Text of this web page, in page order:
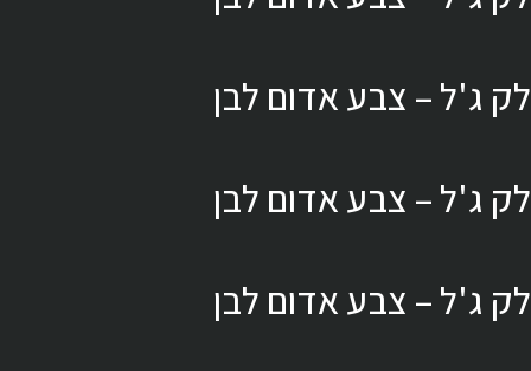
לק ג'ל – צבע אדום לבן
לק ג'ל – צבע אדום לבן
לק ג'ל – צבע אדום לבן